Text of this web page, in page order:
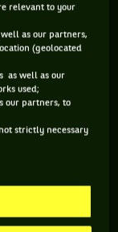
de type
à ce
relevant to your
as our partners,
(geolocated
as well as our
used;
our partners, to
strictly necessary